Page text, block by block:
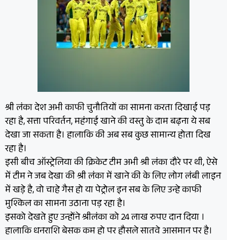
श्री लंका देश अभी काफी चुनौतियों का सामना करता दिखाई पड़
रहा है, सत्ता परिवर्तन, महंगाई खाने की वस्तु के दाम बढ़ना ये सब
देखा जा सकता है। हालाकि की अब सब कुछ सामान्य होता दिख
रहा है।
इसी बीच ऑस्ट्रेलिया की क्रिकेट टीम अभी श्री लंका दौरे पर थी, ऐसे
में टीम ने जब देखा की श्री लंका में खाने की के लिए लोग लंबी लाइन
में खड़े है, वो चाहे गैस हो या पेट्रोल इन सब के लिए उन्हे काफी
मुश्किल का सामना उठाना पड़ रहा है।
इसको देखते हुए उन्होंने श्रीलंका को 24 लाख रुपए दान दिया ।
हालाकि धनराशि बेसक कम हो पर हौसले सातवे आसमान पर है।